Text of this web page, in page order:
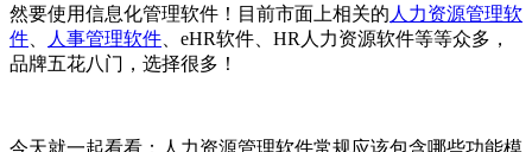
然要使用信息化管理软件！目前市面上相关的 人力资源管理软
件
人事管理软件 eHR软件、 HR 人力资源软件等等众多，
品牌五花八门，选择很多！
今天就一起看看：人力资源管理软件常规应该包含哪些功能模